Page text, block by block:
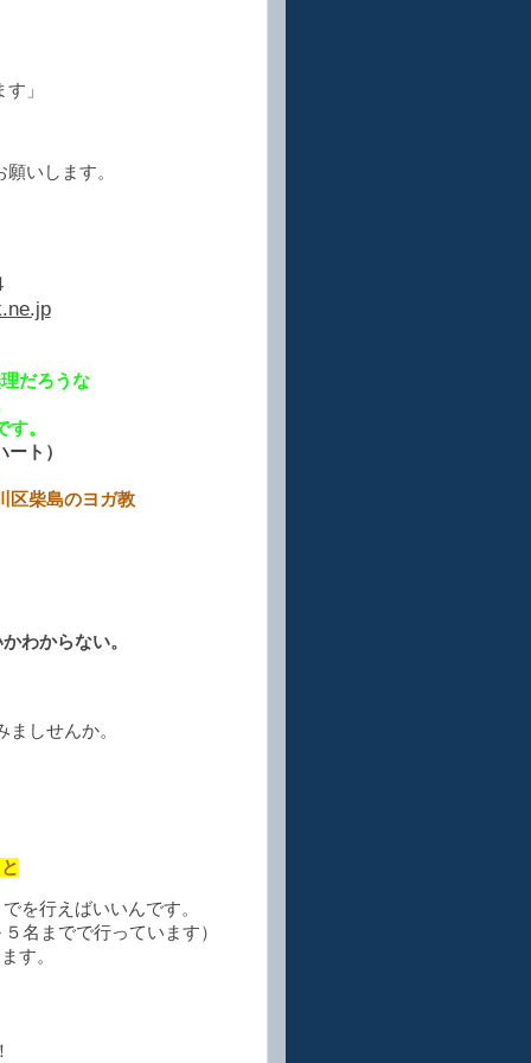
」
いします。
だろうな
。
ト）
ヨガ教
わからない。
しせんか。
を行えばいいんです。
名までで行っています）
す。